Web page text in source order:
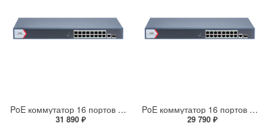
PoE коммутатор 16 портов F-SW-EM618POE-VM
31 890 ₽
PoE коммутатор 16 портов F-SW-EM618POE-VM/L
29 790 ₽